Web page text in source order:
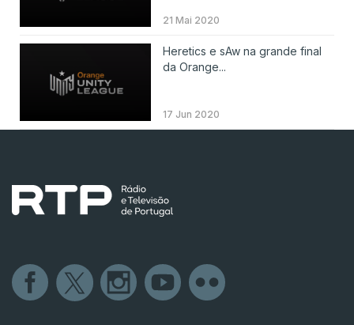
21 Mai 2020
Heretics e sAw na grande final
da Orange...
17 Jun 2020